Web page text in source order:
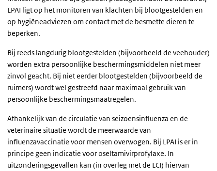
LPAI ligt op het monitoren van klachten bij blootgestelden en
op hygiëneadviezen om contact met de besmette dieren te
beperken.
Bij reeds langdurig blootgestelden (bijvoorbeeld de veehouder)
worden extra persoonlijke beschermingsmiddelen niet meer
zinvol geacht. Bij niet eerder blootgestelden (bijvoorbeeld de
ruimers) wordt wel gestreefd naar maximaal gebruik van
persoonlijke beschermingsmaatregelen.
Afhankelijk van de circulatie van seizoensinfluenza en de
veterinaire situatie wordt de meerwaarde van
influenzavaccinatie voor mensen overwogen. Bij LPAI is er in
principe geen indicatie voor oseltamivirprofylaxe. In
uitzonderingsgevallen kan (in overleg met de LCI) hiervan